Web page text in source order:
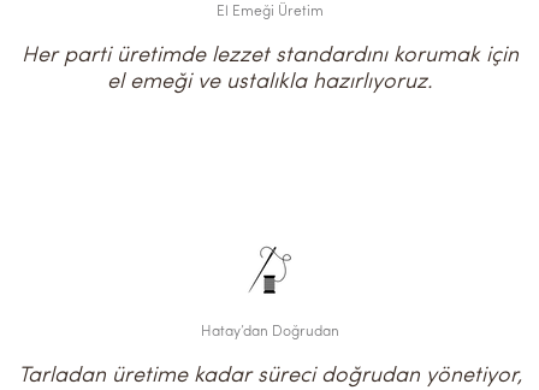
El Emeği Üretim
Her parti üretimde lezzet standardını korumak için
el emeği ve ustalıkla hazırlıyoruz.
Hatay’dan Doğrudan
Tarladan üretime kadar süreci doğrudan yönetiyor,